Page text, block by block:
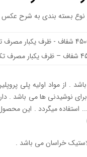
مناسبی برای نوشیدنی ها